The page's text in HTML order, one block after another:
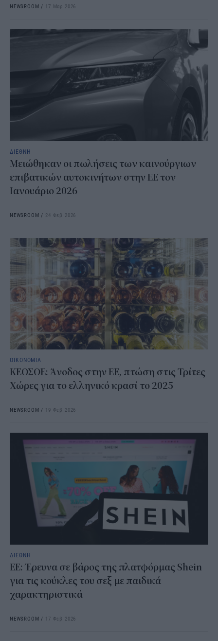
NEWSROOM / 17 Μαρ 2026
ΔΙΕΘΝΗ
Μειώθηκαν οι πωλήσεις των καινούργιων
επιβατικών αυτοκινήτων στην ΕΕ τον
Ιανουάριο 2026
NEWSROOM / 24 Φεβ 2026
ΟΙΚΟΝΟΜΙΑ
ΚΕΟΣΟΕ: Άνοδος στην ΕΕ, πτώση στις Τρίτες
Χώρες για το ελληνικό κρασί το 2025
NEWSROOM / 19 Φεβ 2026
ΔΙΕΘΝΗ
ΕΕ: Έρευνα σε βάρος της πλατφόρμας Shein
για τις κούκλες του σεξ με παιδικά
χαρακτηριστικά
NEWSROOM / 17 Φεβ 2026